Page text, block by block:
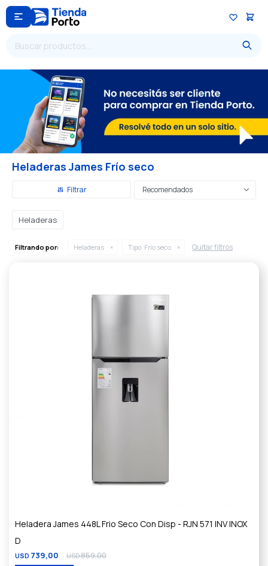

Heladeras James Frío seco
Recomendados
Heladeras
Filtrando por: Heladeras Tipo: Frío seco Quitar filtros
Heladera James 448L Frio Seco Con Disp - RJN 571 INV INOX
D
USD 739,00 USD859,00